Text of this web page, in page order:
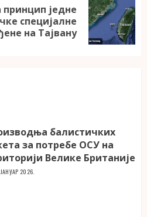
једне
специјалне
на Тајвану
балистичких
за потребе ОСУ на
Велике Британије
2026.